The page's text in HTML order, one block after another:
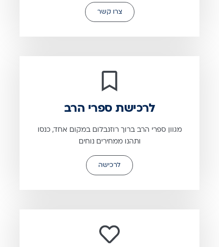
צרו קשר
לרכישת ספרי הרב
מגוון ספרי הרב ברוך רוזנבלום במקום אחד, כנסו
ותהנו ממחירים נוחים
לרכישה